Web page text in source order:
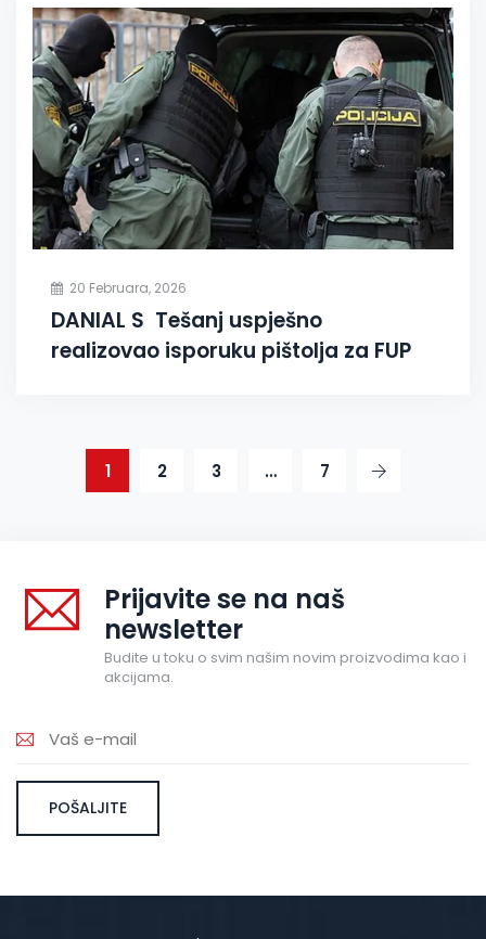
20 Februara, 2026
DANIAL S Tešanj uspješno
realizovao isporuku pištolja za FUP
1 2 3 … 7
Prijavite se na naš
newsletter
Budite u toku o svim našim novim proizvodima kao i
akcijama.